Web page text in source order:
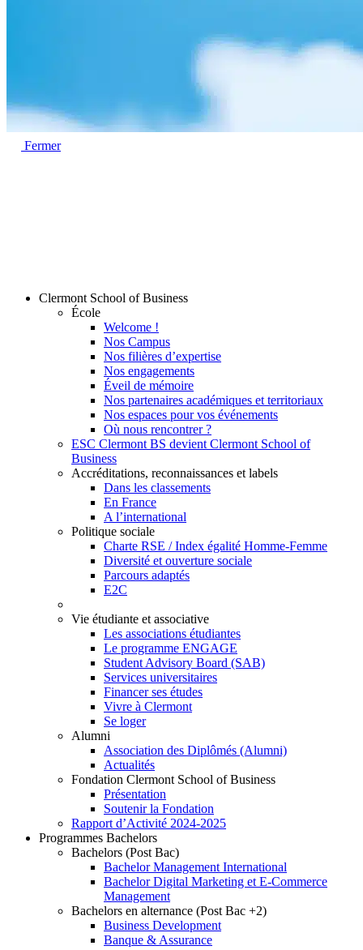
Fermer
Clermont School of Business
École
Welcome !
Nos Campus
Nos filières d’expertise
Nos engagements
Éveil de mémoire
Nos partenaires académiques et territoriaux
Nos espaces pour vos événements
Où nous rencontrer ?
ESC Clermont BS devient Clermont School of
Business
Accréditations, reconnaissances et labels
Dans les classements
En France
A l’international
Politique sociale
Charte RSE / Index égalité Homme-Femme
Diversité et ouverture sociale
Parcours adaptés
E2C
Vie étudiante et associative
Les associations étudiantes
Le programme ENGAGE
Student Advisory Board (SAB)
Services universitaires
Financer ses études
Vivre à Clermont
Se loger
Alumni
Association des Diplômés (Alumni)
Actualités
Fondation Clermont School of Business
Présentation
Soutenir la Fondation
Rapport d’Activité 2024-2025
Programmes Bachelors
Bachelors (Post Bac)
Bachelor Management International
Bachelor Digital Marketing et E-Commerce
Management
Bachelors en alternance (Post Bac +2)
Business Development
Banque & Assurance